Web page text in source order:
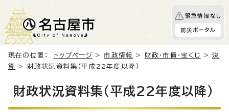
緊急情報なし
防災ポータル
現在の位置： トップページ >市政情報 > 財政・市債・宝くじ >決
算
> 財政状況資料集（平成22年度以降）
財政状況資料集（平成22年度以降）